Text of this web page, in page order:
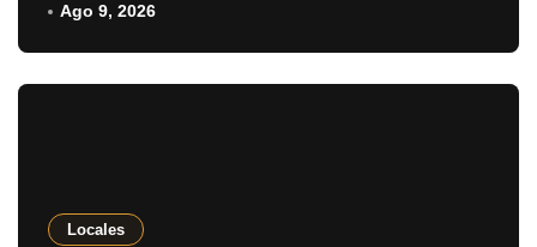
de Cerro Corá
Ago 9, 2026
Locales